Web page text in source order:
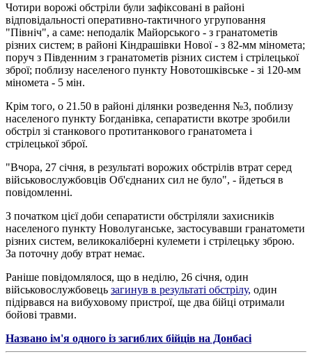
Чотири ворожі обстріли були зафіксовані в районі
відповідальності оперативно-тактичного угруповання
"Північ", а саме: неподалік Майорського - з гранатометів
різних систем; в районі Кіндрашівки Нової - з 82-мм міномета;
поруч з Південним з гранатометів різних систем і стрілецької
зброї; поблизу населеного пункту Новотошківське - зі 120-мм
міномета - 5 мін.
Крім того, о 21.50 в районі ділянки розведення №3, поблизу
населеного пункту Богданівка, сепаратисти вкотре зробили
обстріл зі станкового протитанкового гранатомета і
стрілецької зброї.
"Вчора, 27 січня, в результаті ворожих обстрілів втрат серед
військовослужбовців Об'єднаних сил не було", - йдеться в
повідомленні.
З початком цієї доби сепаратисти обстріляли захисників
населеного пункту Новолуганське, застосувавши гранатомети
різних систем, великокаліберні кулемети і стрілецьку зброю.
За поточну добу втрат немає.
Раніше повідомлялося, що в неділю, 26 січня, один
військовослужбовець загинув в результаті обстрілу, один
підірвався на вибуховому пристрої, ще два бійці отримали
бойові травми.
Названо ім'я одного із загиблих бійців на Донбасі